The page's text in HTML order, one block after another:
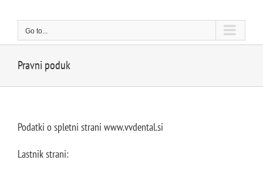
Go to...
Pravni poduk
Podatki o spletni strani www.vvdental.si
Lastnik strani: